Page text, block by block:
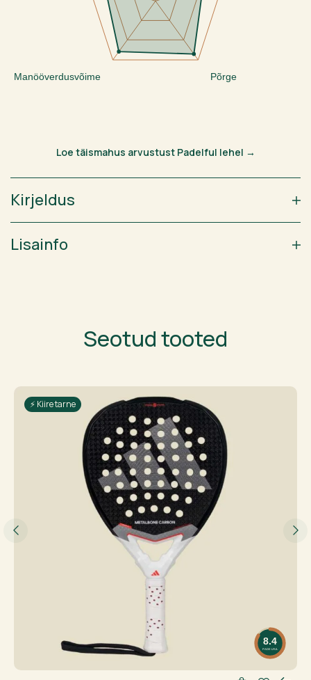
Põrge
Manööverdusvõime
Loe täismahus arvustust Padelful lehel →
Kirjeldus
Lisainfo
Seotud tooted
8.4
PADELFUL
⚡ Kiire tarne